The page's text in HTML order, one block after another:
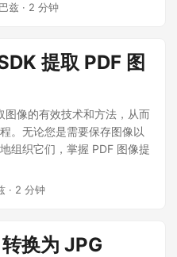
兹 · 2 分钟
提取 PDF 图
图像的有效技术和方法，从而
。无论您是需要保存图像以
组织它们，掌握 PDF 图像提
· 2 分钟
换为 JPG